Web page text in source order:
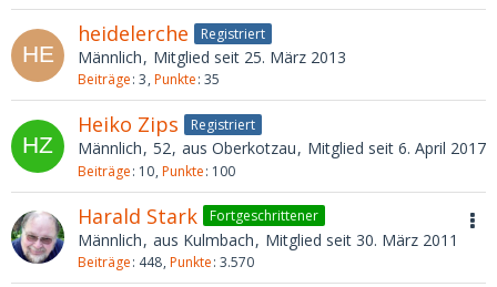
heidelerche Registriert
Männlich Mitglied seit 25. März 2013
Beiträge 3 Punkte 35
Heiko Zips Registriert
Männlich 52 aus Oberkotzau Mitglied seit 6. April 2017
Beiträge 10 Punkte 100
Harald Stark Fortgeschrittener
Männlich aus Kulmbach Mitglied seit 30. März 2011
Beiträge 448 Punkte 3.570